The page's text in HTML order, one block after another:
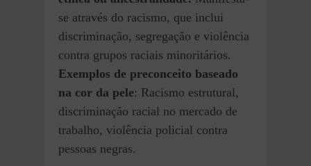
se através do racismo, que inclui
discriminação, segregação e violência
contra grupos raciais minoritários.
Exemplos de preconceito baseado
na cor da pele: Racismo estrutural,
discriminação racial no mercado de
trabalho, violência policial contra
pessoas negras.